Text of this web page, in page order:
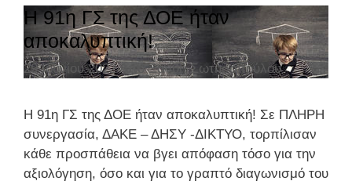
α
ο
τ
ε
έ
σ
μ
γ
ρ
ί
ς
Η 91η ΓΣ της ΔΟΕ ήταν
αποκαλυπτική!
29 Ιουνίου 2022 ΑπόΞανθή Σωτηροπούλου
Η 91η ΓΣ της ΔΟΕ ήταν αποκαλυπτική! Σε ΠΛΗΡΗ
συνεργασία, ΔΑΚΕ – ΔΗΣΥ -ΔΙΚΤΥΟ, τορπίλισαν
κάθε προσπάθεια να βγει απόφαση τόσο για την
αξιολόγηση, όσο και για το γραπτό διαγωνισμό του